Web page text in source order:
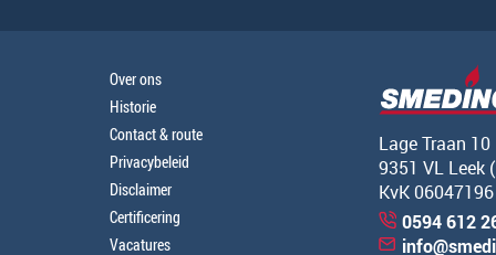
Over ons
Historie
Contact & route
Privacybeleid
Disclaimer
Certificering
Vacatures
Lage Traan 10
9351 VL Leek
KvK 06047196
0594 612